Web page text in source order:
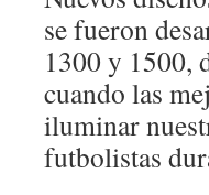
se fueron
1300 y 1500,
cuando las
iluminar
futbolistas